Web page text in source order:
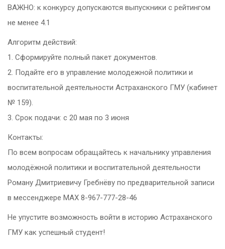
ВАЖНО: к конкурсу допускаются выпускники с рейтингом
не менее 4.1
Алгоритм действий:
1. Сформируйте полный пакет документов.
2. Подайте его в управление молодежной политики и
воспитательной деятельности Астраханского ГМУ (кабинет
№ 159).
3. Срок подачи: с 20 мая по 3 июня
Контакты:
По всем вопросам обращайтесь к начальнику управления
молодёжной политики и воспитательной деятельности
Роману Дмитриевичу Гребнёву по предварительной записи
в мессенджере МАХ 8-967-777-28-46
Не упустите возможность войти в историю Астраханского
ГМУ как успешный студент!